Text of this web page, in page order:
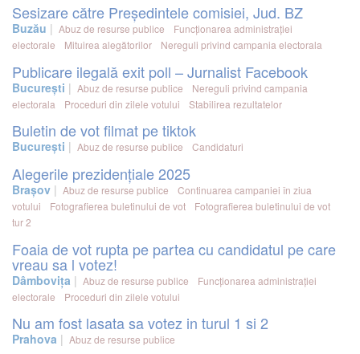
Sesizare către Președintele comisiei, Jud. BZ
Buzău Abuz de resurse publice
Funcționarea administrației
electorale
Mituirea alegătorilor Nereguli privind campania electorala
Publicare ilegală exit poll – Jurnalist Facebook
București Abuz de resurse publice
Nereguli privind campania
electorala
Proceduri din zilele votului Stabilirea rezultatelor
Buletin de vot filmat pe tiktok
București Abuz de resurse publice Candidaturi
Alegerile prezidențiale 2025
Brașov Abuz de resurse publice
Continuarea campaniei în ziua
votului
Fotografierea buletinului de vot
Fotografierea buletinului de vot
tur 2
Foaia de vot rupta pe partea cu candidatul pe care
vreau sa l votez!
Dâmbovița Abuz de resurse publice
Funcționarea administrației
electorale
Proceduri din zilele votului
Nu am fost lasata sa votez in turul 1 si 2
Prahova Abuz de resurse publice